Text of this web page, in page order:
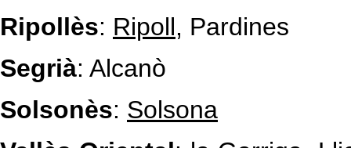
Ripollès: Ripoll, Pardines
Segrià: Alcanò
Solsonès: Solsona